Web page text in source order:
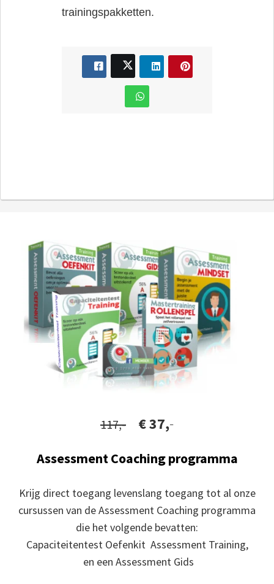
trainingspakketten.
117,- € 37,-
Assessment Coaching programma
Krijg direct toegang levenslang toegang tot al onze
cursussen van de Assessment Coaching programma
die het volgende bevatten:
Capaciteitentest Oefenkit Assessment Training,
en een Assessment Gids